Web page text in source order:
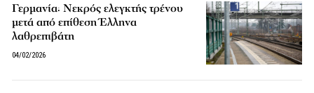
Γερμανία: Νεκρός ελεγκτής τρένου
μετά από επίθεση Έλληνα
λαθρεπιβάτη
04/02/2026